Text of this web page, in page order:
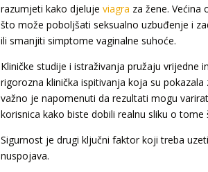
razumjeti kako djelujeviagra za žene.
što može poboljšati seksualno uzbuđenje i
ili smanjiti simptome vaginalne suhoće.
Kliničke studije i istraživanja pružaju
rigorozna klinička ispitivanja koja su
važno je napomenuti da rezultati mogu
korisnica kako biste dobili realnu sliku o
Sigurnost je drugi ključni faktor koji treba
nuspojava.